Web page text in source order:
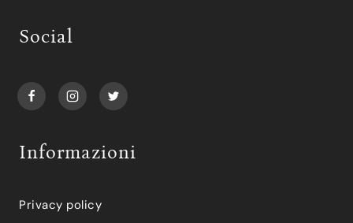
Social
Informazioni
Privacy policy